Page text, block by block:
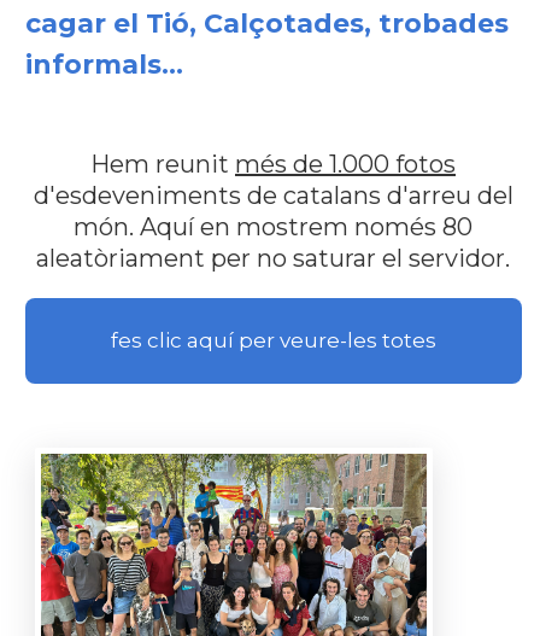
cagar el Tió, Calçotades, trobades
informals...
Hem reunit més de 1.000 fotos
d'esdeveniments de catalans d'arreu del
món. Aquí en mostrem només 80
aleatòriament per no saturar el servidor.
fes clic aquí per veure-les totes